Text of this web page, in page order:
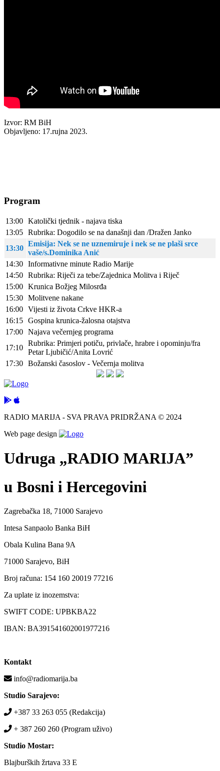
Izvor: RM BiH
Objavljeno: 17.rujna 2023.
Program
13:00 Katolički tjednik - najava tiska
13:05 Rubrika: Dogodilo se na današnji dan /Dražen Janko
13:30
Emisija: Nek se ne uznemiruje i nek se ne plaši srce
vaše/s.Dominika Anić
14:30 Informativne minute Radio Marije
14:50 Rubrika: Riječi za tebe/Zajednica Molitva i Riječ
15:00 Krunica Božjeg Milosrđa
15:30 Molitvene nakane
16:00 Vijesti iz života Crkve HKR-a
16:15 Gospina krunica-žalosna otajstva
17:00 Najava večernjeg programa
17:10
Rubrika: Primjeri potiču, privlače, hrabre i opominju/fra
Petar Ljubičić/Anita Lovrić
17:30 Božanski časoslov - Večernja molitva
RADIO MARIJA - SVA PRAVA PRIDRŽANA © 2024
Web page design
Udruga „RADIO MARIJA”
u Bosni i Hercegovini
Zagrebačka 18, 71000 Sarajevo
Intesa Sanpaolo Banka BiH
Obala Kulina Bana 9A
71000 Sarajevo, BiH
Broj računa: 154 160 20019 77216
Za uplate iz inozemstva:
SWIFT CODE: UPBKBA22
IBAN: BA391541602001977216
Kontakt
info@radiomarija.ba
Studio Sarajevo:
+387 33 263 055 (Redakcija)
+ 387 260 260 (Program uživo)
Studio Mostar:
Blajburških žrtava 33 E